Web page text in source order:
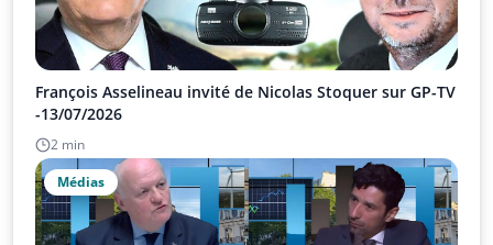
François Asselineau invité de Nicolas Stoquer sur GP-TV
-13/07/2026
2 min
Médias